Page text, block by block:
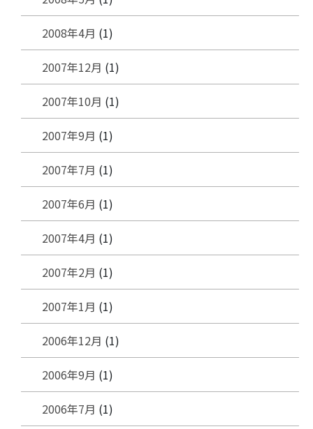
2008年4月 (1)
2007年12月 (1)
2007年10月 (1)
2007年9月 (1)
2007年7月 (1)
2007年6月 (1)
2007年4月 (1)
2007年2月 (1)
2007年1月 (1)
2006年12月 (1)
2006年9月 (1)
2006年7月 (1)